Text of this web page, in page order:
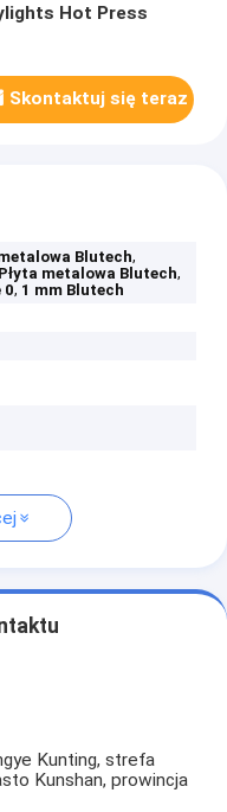
Hot Press
Skontaktuj się teraz
Blutech,
metalowa Blutech,
0, 1 mm Blutech
Kunting, strefa
Kunshan, prowincja